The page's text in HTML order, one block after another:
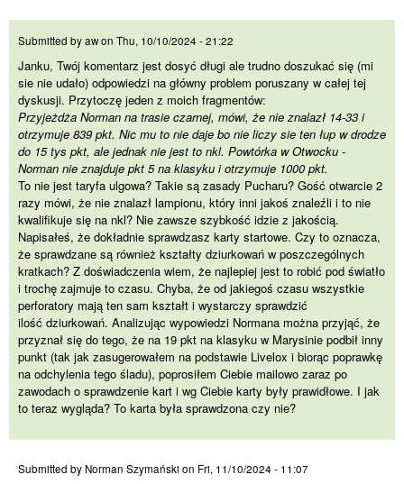
Janku, Twój komentarz jest
Submitted byawon Thu, 10/10/2024 - 21:22
Janku, Twój komentarz jest dosyć długi ale trudno doszukać się (mi
sie nie udało) odpowiedzi na główny problem poruszany w całej tej
dyskusji. Przytoczę jeden z moich fragmentów:
Przyjeżdża Norman na trasie czarnej, mówi, że nie znalazł 14-33 i
otrzymuje 839 pkt. Nic mu to nie daje bo nie liczy sie ten łup w drodze
do 15 tys pkt, ale jednak nie jest to nkl. Powtórka w Otwocku -
Norman nie znajduje pkt 5 na klasyku i otrzymuje 1000 pkt.
To nie jest taryfa ulgowa? Takie są zasady Pucharu? Gość otwarcie 2
razy mówi, że nie znalazł lampionu, który inni jakoś znaleźli i to nie
kwalifikuje się na nkl? Nie zawsze szybkość idzie z jakością.
Napisałeś, że dokładnie sprawdzasz karty startowe. Czy to oznacza,
że sprawdzane są również kształty dziurkowań w poszczególnych
kratkach? Z doświadczenia wiem, że najlepiej jest to robić pod światło
i trochę zajmuje to czasu. Chyba, że od jakiegoś czasu wszystkie
perforatory mają ten sam kształt i wystarczy sprawdzić
ilość dziurkowań. Analizując wypowiedzi Normana można przyjąć, że
przyznał się do tego, że na 19 pkt na klasyku w Marysinie podbił inny
punkt (tak jak zasugerowałem na podstawie Livelox i biorąc poprawkę
na odchylenia tego śladu), poprosiłem Ciebie mailowo zaraz po
zawodach o sprawdzenie kart i wg Ciebie karty były prawidłowe. I jak
to teraz wygląda? To karta była sprawdzona czy nie?
Wobec tej całej kontrowersji
Submitted byNorman Szymański on Fri, 11/10/2024 - 11:07